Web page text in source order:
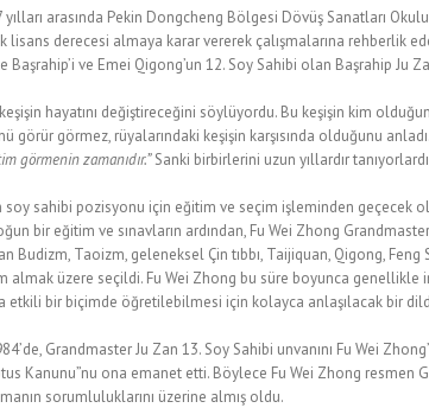
arasında Pekin Dongcheng Bölgesi Dövüş Sanatları
derecesi almaya karar vererek çalışmalarına rehberlik
Başrahip’i ve Emei Qigong’un 12. Soy Sahibi olan Başrahip Ju
hayatını değiştireceğini söylüyordu. Bu keşişin kim
görür görmez, rüyalarındaki keşişin karşısında olduğunu
görmenin zamanıdır.”Sanki birbirlerini uzun yıllardır
soy sahibi pozisyonu için eğitim ve seçim işleminden geçecek
bir eğitim ve sınavların ardından, Fu Wei Zhong
Budizm, Taoizm, geleneksel Çin tıbbı, Taijiquan, Qigong,
almak üzere seçildi. Fu Wei Zhong bu süre boyunca genellikle
etkili bir biçimde öğretilebilmesi için kolayca anlaşılacak bir
Grandmaster Ju Zan 13. Soy Sahibi unvanını Fu Wei
Kanunu”nu ona emanet etti. Böylece Fu Wei Zhong resmen
sorumluluklarını üzerine almış oldu.